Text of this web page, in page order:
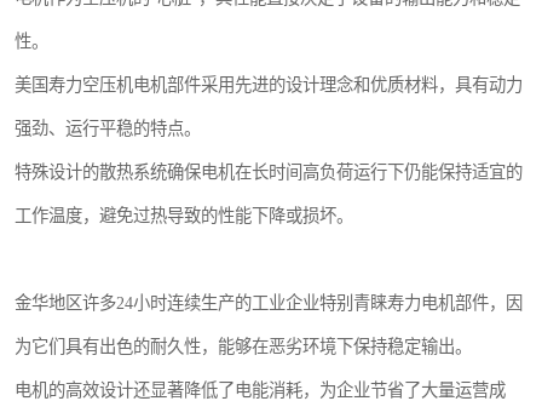
性。
美国寿力空压机电机部件采用先进的设计理念和优质材料，具有动力
强劲、运行平稳的特点。
特殊设计的散热系统确保电机在长时间高负荷运行下仍能保持适宜的
工作温度，避免过热导致的性能下降或损坏。
金华地区许多24小时连续生产的工业企业特别青睐寿力电机部件，因
为它们具有出色的耐久性，能够在恶劣环境下保持稳定输出。
电机的高效设计还显著降低了电能消耗，为企业节省了大量运营成